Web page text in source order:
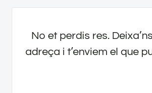
No et perdis res.
adreça i t’enviem el que